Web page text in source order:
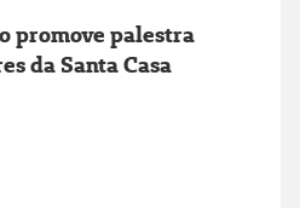
promove palestra
da Santa Casa